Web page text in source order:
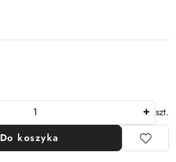
szt.
Do koszyka